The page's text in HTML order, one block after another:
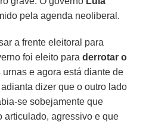
pela agenda neoliberal.
a frente eleitoral para
foi eleito paraderrotar o
urnas e agora está diante de
dizer que o outro lado
se sobejamente que
articulado, agressivo e que